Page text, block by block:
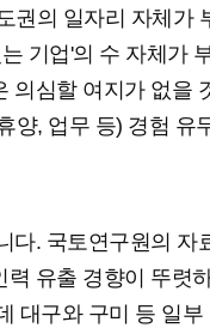
권의 일자리 자체가
기업'의 수 자체가
의심할 여지가 없을
양, 업무 등) 경험 유
다. 국토연구원의 자
력 유출 경향이 뚜렷
대구와 구미 등 일